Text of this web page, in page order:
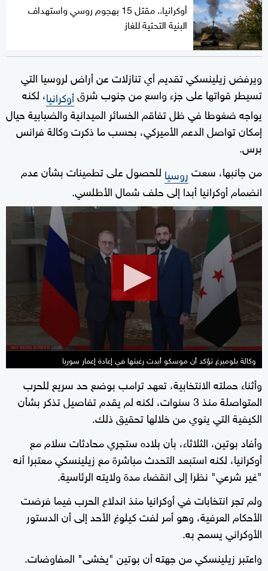
أوكرانيا.. مقتل 15 بهجوم روسي واستهداف
البنية التحتية للغاز
ويرفض زيلينسكي تقديم أي تنازلات عن أراض لروسيا التي
تسيطر قواتها على جزء واسع من جنوب شرقأوكرانيا، لكنه
يواجه ضغوطا في ظل تفاقم الخسائر الميدانية والضبابية حيال
إمكان تواصل الدعم الأميركي، بحسب ما ذكرت وكالة فرانس
برس.
من جانبها، سعتروسيا للحصول على تطمينات بشأن عدم
انضمام أوكرانيا أبدا إلى حلف شمال الأطلسي.
وكالة بلومبرغ تؤكد أن موسكو أبدت رغبتها في إعادة إعمار سوريا
وأثناء حملته الانتخابية، تعهد ترامب بوضع حد سريع للحرب
المتواصلة منذ 3 سنوات، لكنه لم يقدم تفاصيل تذكر بشأن
الكيفية التي ينوي من خلالها تحقيق ذلك.
وأفاد بوتين، الثلاثاء، بأن بلاده ستجري محادثات سلام مع
أوكرانيا، لكنه استبعد التحدث مباشرة مع زيلينسكي معتبرا أنه
"غير شرعي" نظرا إلى انقضاء مدة ولايته الرئاسية.
ولم تجر انتخابات في أوكرانيا منذ اندلاع الحرب فيما فرضت
الأحكام العرفية، وهو أمر لفت كيلوغ الأحد إلى أن الدستور
الأوكراني يسمح به.
واعتبر زيلينسكي من جهته أن بوتين "يخشى" المفاوضات.